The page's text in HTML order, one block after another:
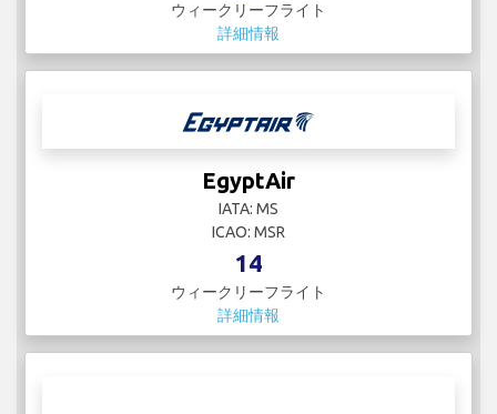
ウィークリーフライト
詳細情報
EgyptAir
IATA: MS
ICAO: MSR
14
ウィークリーフライト
詳細情報